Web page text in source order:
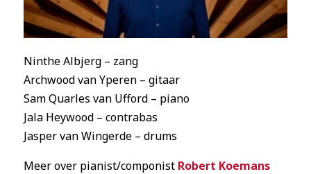
Ninthe Albjerg – zang
Archwood van Yperen – gitaar
Sam Quarles van Ufford – piano
Jala Heywood – contrabas
Jasper van Wingerde – drums
Meer over pianist/componist Robert Koemans